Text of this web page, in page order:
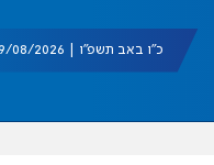
כ"ו באב תשפ"ו | 09/08/2026